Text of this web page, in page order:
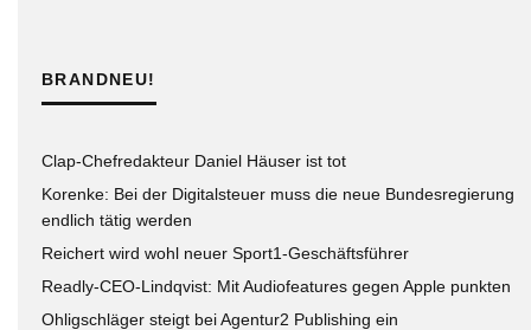
BRANDNEU!
Clap-Chefredakteur Daniel Häuser ist tot
Korenke: Bei der Digitalsteuer muss die neue Bundesregierung
endlich tätig werden
Reichert wird wohl neuer Sport1-Geschäftsführer
Readly-CEO-Lindqvist: Mit Audiofeatures gegen Apple punkten
Ohligschläger steigt bei Agentur2 Publishing ein